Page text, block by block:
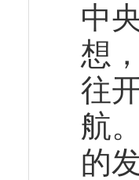
中
想
往
航
的